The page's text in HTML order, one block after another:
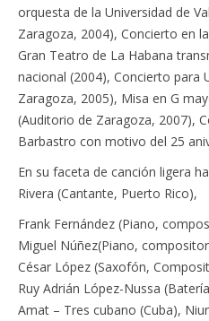
orquesta de la Universidad de
Zaragoza, 2004), Concierto en
Gran Teatro de La Habana
nacional (2004), Concierto para
Zaragoza, 2005), Misa en G
(Auditorio de Zaragoza, 2007),
Barbastro con motivo del 25
En su faceta de canción ligera
Rivera (Cantante, Puerto Rico),
Frank Fernández (Piano,
Miguel Núñez(Piano,
César López (Saxofón,
Ruy Adrián López-Nussa
Amat – Tres cubano (Cuba),